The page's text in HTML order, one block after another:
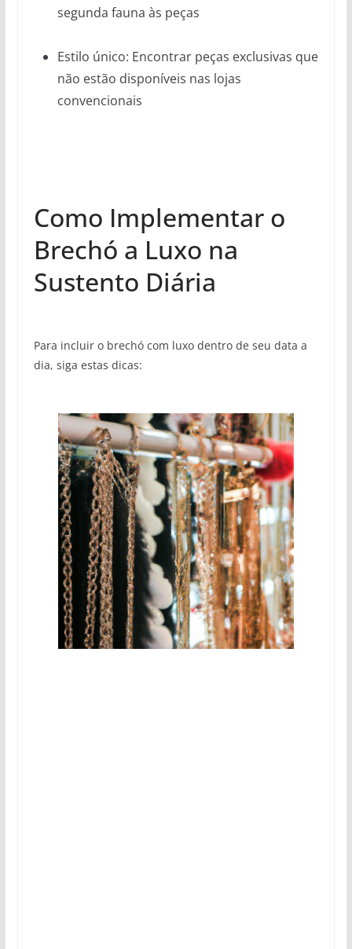
segunda fauna às peças
Estilo único: Encontrar peças exclusivas que
não estão disponíveis nas lojas
convencionais
Como Implementar o
Brechó a Luxo na
Sustento Diária
Para incluir o brechó com luxo dentro de seu data a
dia, siga estas dicas: